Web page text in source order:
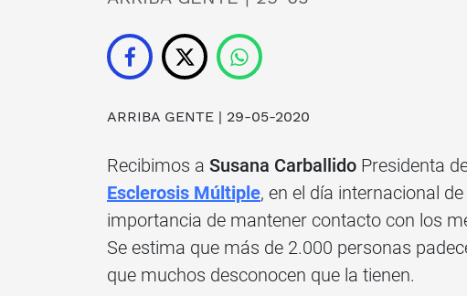
ARRIBA GENTE | 29-05-2020
Recibimos a Susana Carballido Presidenta
Esclerosis Múltiple, en el día internacional
importancia de mantener contacto con los
Se estima que más de 2.000 personas
que muchos desconocen que la tienen.